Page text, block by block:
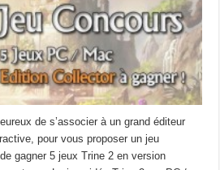
de s’associer à un grand éditeur
pour vous proposer un jeu
gagner 5 jeux Trine 2 en version